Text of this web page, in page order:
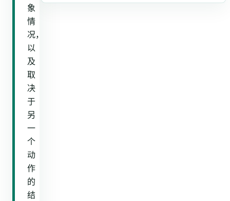
象
情
况，
以
及
取
决
于
另
一
个
动
作
的
结